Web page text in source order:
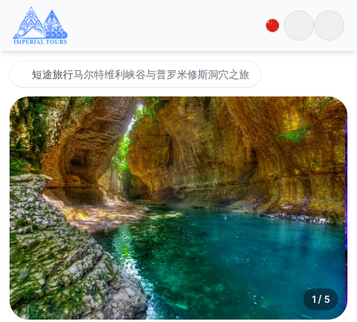
短途旅行马尔特维利峡谷与普罗米修斯洞穴之旅
1 / 5